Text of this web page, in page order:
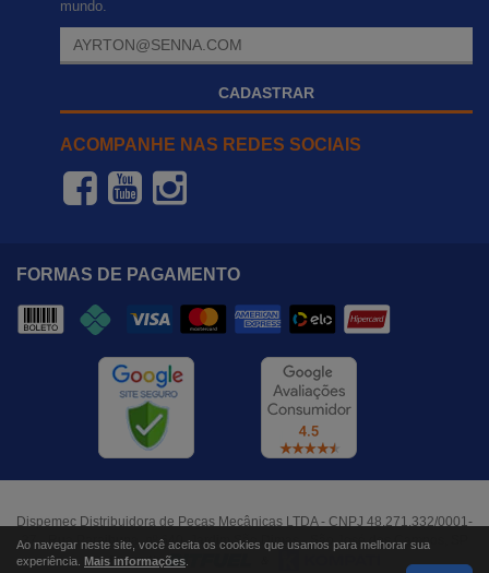
mundo.
CADASTRAR
ACOMPANHE NAS REDES SOCIAIS
FORMAS DE PAGAMENTO
Dispemec Distribuidora de Peças Mecânicas LTDA - CNPJ 48.271.332/0001-
37 - Rua Paraibuna, nº 640, Jardim São Dimas - São José dos Campos, SP
Ao navegar neste site, você aceita os cookies que usamos para melhorar sua
experiência. Mais informações